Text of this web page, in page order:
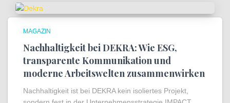
MAGAZIN
Nachhaltigkeit bei DEKRA: Wie ESG,
transparente Kommunikation und
moderne Arbeitswelten zusammenwirken
Nachhaltigkeit ist bei DEKRA kein isoliertes Projekt,